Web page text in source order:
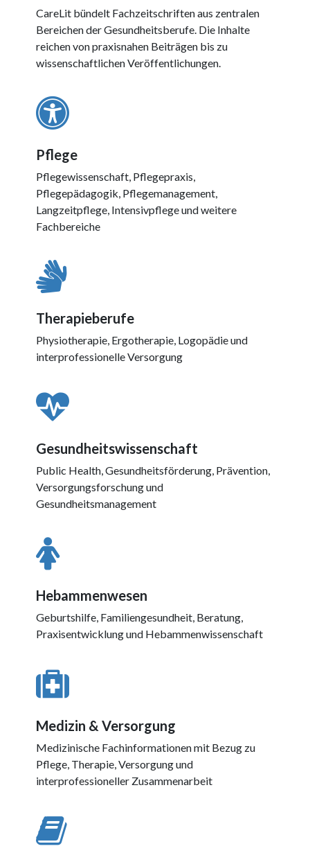
CareLit bündelt Fachzeitschriften aus zentralen
Bereichen der Gesundheitsberufe. Die Inhalte
reichen von praxisnahen Beiträgen bis zu
wissenschaftlichen Veröffentlichungen.
Pflege
Pflegewissenschaft, Pflegepraxis,
Pflegepädagogik, Pflegemanagement,
Langzeitpflege, Intensivpflege und weitere
Fachbereiche
Therapieberufe
Physiotherapie, Ergotherapie, Logopädie und
interprofessionelle Versorgung
Gesundheitswissenschaft
Public Health, Gesundheitsförderung, Prävention,
Versorgungsforschung und
Gesundheitsmanagement
Hebammenwesen
Geburtshilfe, Familiengesundheit, Beratung,
Praxisentwicklung und Hebammenwissenschaft
Medizin & Versorgung
Medizinische Fachinformationen mit Bezug zu
Pflege, Therapie, Versorgung und
interprofessioneller Zusammenarbeit